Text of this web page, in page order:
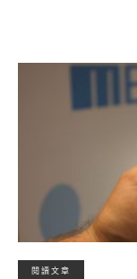
閱讀文章